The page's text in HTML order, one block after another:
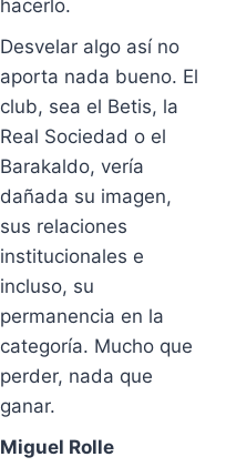
hacerlo.
Desvelar algo así no
aporta nada bueno. El
club, sea el Betis, la
Real Sociedad o el
Barakaldo, vería
dañada su imagen,
sus relaciones
institucionales e
incluso, su
permanencia en la
categoría. Mucho que
perder, nada que
ganar.
Miguel Rolle